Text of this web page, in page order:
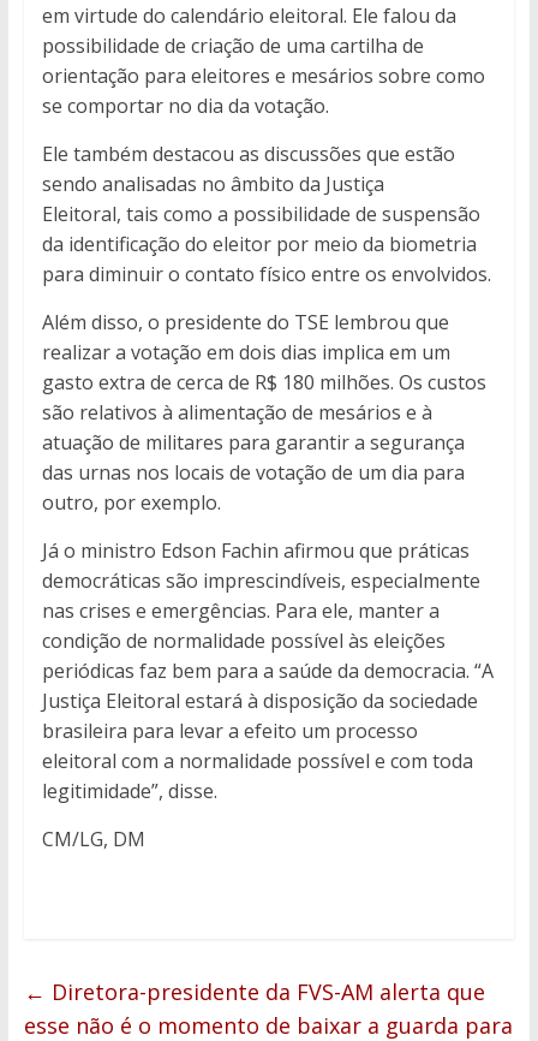
em virtude do calendário eleitoral. Ele falou da
possibilidade de criação de uma cartilha de
orientação para eleitores e mesários sobre como
se comportar no dia da votação.
Ele também destacou as discussões que estão
sendo analisadas no âmbito da Justiça
Eleitoral, tais como a possibilidade de suspensão
da identificação do eleitor por meio da biometria
para diminuir o contato físico entre os envolvidos.
Além disso, o presidente do TSE lembrou que
realizar a votação em dois dias implica em um
gasto extra de cerca de R$ 180 milhões. Os custos
são relativos à alimentação de mesários e à
atuação de militares para garantir a segurança
das urnas nos locais de votação de um dia para
outro, por exemplo.
Já o ministro Edson Fachin afirmou que práticas
democráticas são imprescindíveis, especialmente
nas crises e emergências. Para ele, manter a
condição de normalidade possível às eleições
periódicas faz bem para a saúde da democracia. “A
Justiça Eleitoral estará à disposição da sociedade
brasileira para levar a efeito um processo
eleitoral com a normalidade possível e com toda
legitimidade”, disse.
CM/LG, DM
← Diretora-presidente da FVS-AM alerta que
esse não é o momento de baixar a guarda para